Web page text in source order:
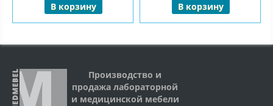
В корзину В корзину
Производство и
продажа лабораторной
и медицинской мебели